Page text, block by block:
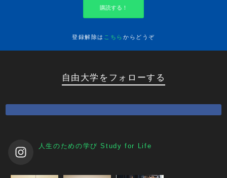
購読する！
登録解除は こちら からどうぞ
自由大学をフォローする
人生のための学び Study for Life